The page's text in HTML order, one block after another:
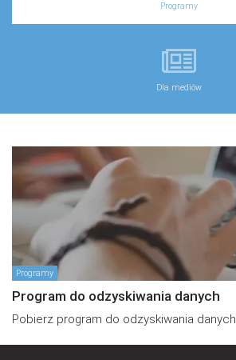
Programy
Dla mediów
Programy
Program do odzyskiwania danych
Pobierz program do odzyskiwania danych.